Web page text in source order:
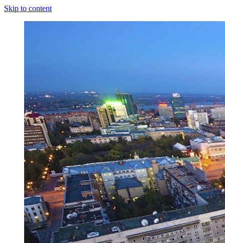
Skip to content